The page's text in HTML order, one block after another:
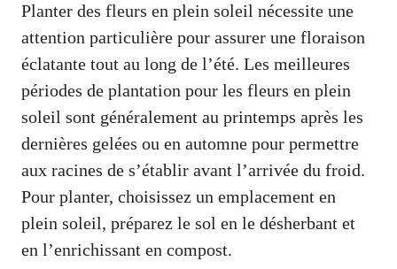
Planter des fleurs en plein soleil nécessite une
attention particulière pour assurer une floraison
éclatante tout au long de l’été. Les meilleures
périodes de plantation pour les fleurs en plein
soleil sont généralement au printemps après les
dernières gelées ou en automne pour permettre
aux racines de s’établir avant l’arrivée du froid.
Pour planter, choisissez un emplacement en
plein soleil, préparez le sol en le désherbant et
en l’enrichissant en compost.